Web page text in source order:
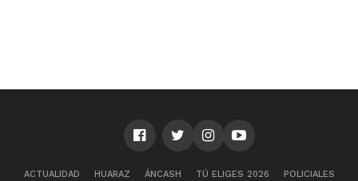
ACTUALIDAD HUARAZ ÁNCASH TÚ ELIGES 2026
POLICIALES